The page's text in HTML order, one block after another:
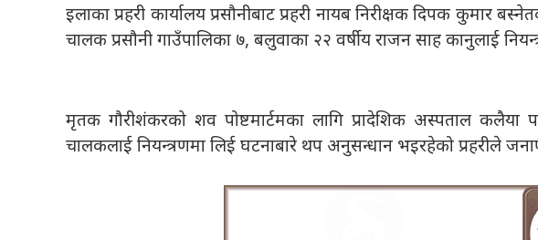
इलाका प्रहरी कार्यालय प्रसौनीबाट प्रहरी नायब निरीक्षक दिपक कुमार
चालक प्रसौनी गाउँपालिका ७, बलुवाका २२ वर्षीय राजन साह कानुलाई
मृतक गौरीशंकरको शव पोष्टमार्टमका लागि प्रादेशिक अस्पताल कलैया
चालकलाई नियन्त्रणमा लिई घटनाबारे थप अनुसन्धान भइरहेको प्रहरीले